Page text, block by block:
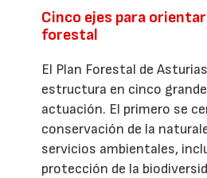
Cinco ejes para
forestal
El Plan Forestal de
estructura en cinco
actuación. El primero se
conservación de la
servicios ambientales,
protección de la